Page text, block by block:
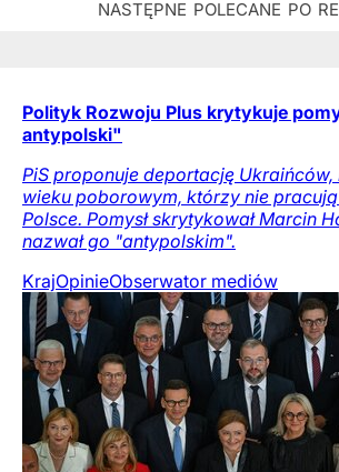
Polityk Rozwoju Plus krytykuje
antypolski"
PiS proponuje deportację
wieku poborowym, którzy nie
Polsce. Pomysł skrytykował Marcin
nazwał go "antypolskim".
KrajOpinieObserwator mediów